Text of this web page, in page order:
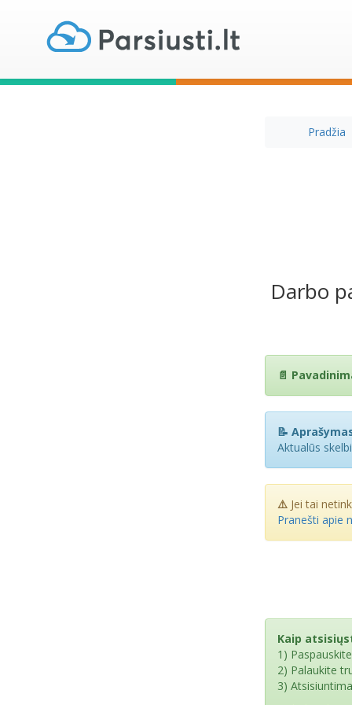
Pradžia
Darbo
📄
📝
Aktualūs
⚠️ Jei tai
Pranešti apie
Kaip
1)
2) Palaukite
3)